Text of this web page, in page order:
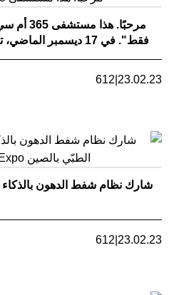
23.02.23
612
شارك نظام شفط الدهون
23.02.23
612